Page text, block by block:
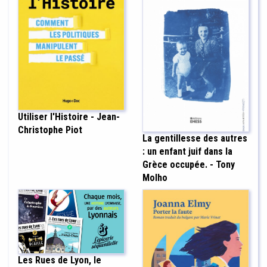
Utiliser l'Histoire - Jean-
Christophe Piot
La gentillesse des autres
: un enfant juif dans la
Grèce occupée. - Tony
Molho
Les Rues de Lyon, le